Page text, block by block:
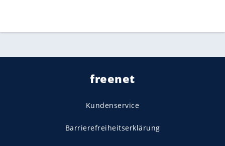
freenet
Kundenservice
Barrierefreiheitserklärung